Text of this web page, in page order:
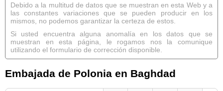
Debido a la multitud de datos que se muestran en esta Web y a
las constantes variaciones que se pueden producir en los
mismos, no podemos garantizar la certeza de estos.
Si usted encuentra alguna anomalía en los datos que se
muestran en esta página, le rogamos nos la comunique
utilizando el formulario de corrección disponible.
Embajada de Polonia en Baghdad